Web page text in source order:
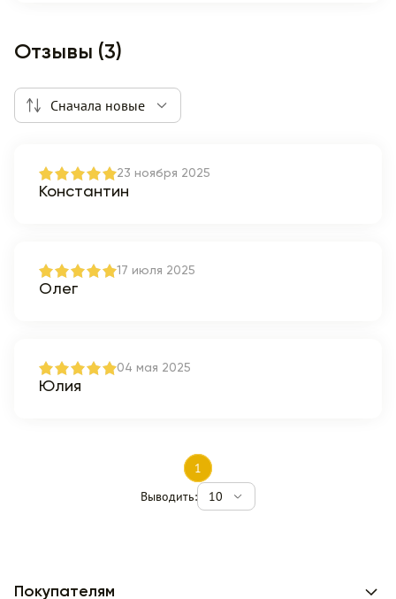
Отзывы (3)
Сначала новые
23 ноября 2025
Константин
17 июля 2025
Олег
04 мая 2025
Юлия
1
Выводить:
10
Покупателям